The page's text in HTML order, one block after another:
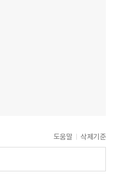
도움말 삭제기준